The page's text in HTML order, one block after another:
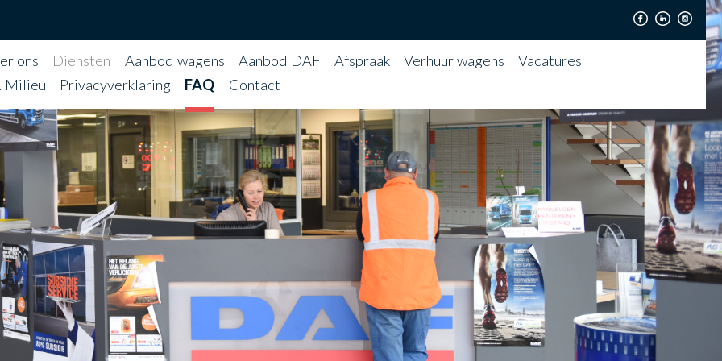
ons Diensten Aanbod wagens Aanbod DAF Afspraak Verhuur wagens
Vacatures
Milieu
Privacyverklaring FAQ Contact